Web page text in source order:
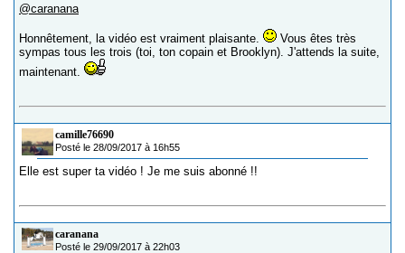
@caranana
Honnêtement, la vidéo est vraiment plaisante.
Vous êtes très
sympas tous les trois (toi, ton copain et Brooklyn). J'attends la suite,
maintenant.
camille76690
Posté le 28/09/2017 à 16h55
Elle est super ta vidéo ! Je me suis abonné !!
caranana
Posté le 29/09/2017 à 22h03